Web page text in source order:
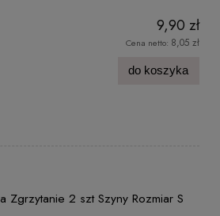
9,90 zł
Cena netto: 8,05 zł
do koszyka
Zgrzytanie 2 szt Szyny Rozmiar S